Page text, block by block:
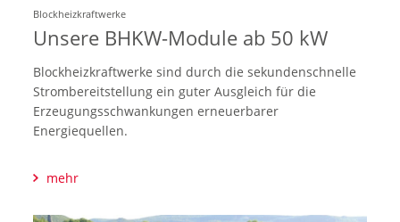
Blockheizkraftwerke
Unsere BHKW-Module ab 50 kW
Blockheizkraftwerke sind durch die sekundenschnelle
Strombereitstellung ein guter Ausgleich für die
Erzeugungsschwankungen erneuerbarer
Energiequellen.
mehr